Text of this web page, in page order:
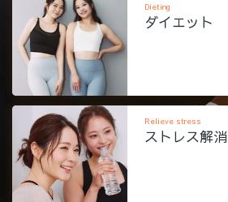
Dieting
ダイエット
Relieve stress
ストレス解消